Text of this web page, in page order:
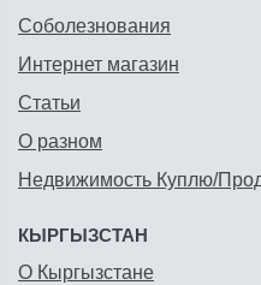
Соболезнования
Интернет магазин
Статьи
О разном
Недвижимость Куплю/
КЫРГЫЗСТАН
О Кыргызстане